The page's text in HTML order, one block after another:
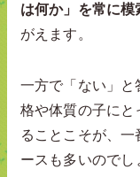
は何か」を常に
がえます。
一方で「ない」
格や体質の子に
ることこそが、
ースも多いのでし